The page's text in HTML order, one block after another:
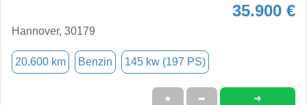
35.900 €
Hannover, 30179
20.600 km Benzin 145 kw (197 PS)
★ ➦ ➜